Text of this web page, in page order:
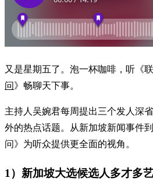
又是星期五了。泡一杯咖啡，听《
问》畅聊天下事。
主持人吴婉君每周提出三个发人深
外的热点话题。从新加坡新闻事件
问》为听众提供更全面的视角。
1）新加坡大选候选人多才多